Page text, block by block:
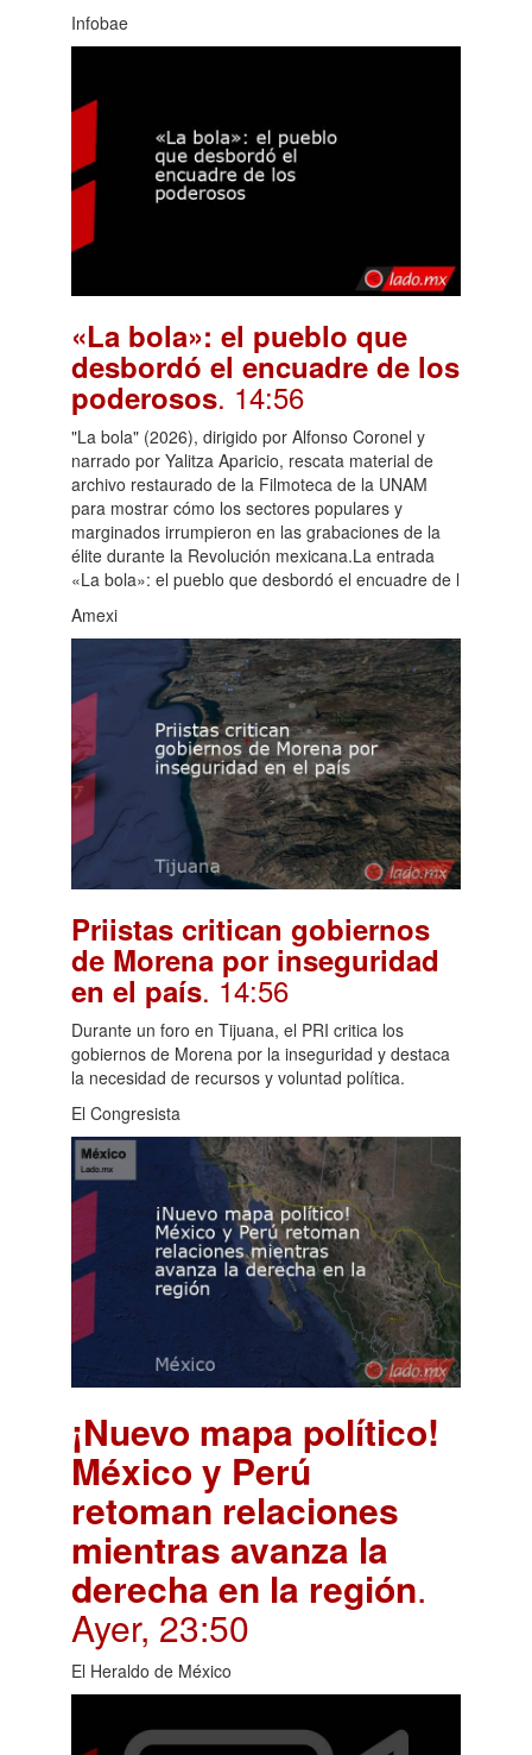
Infobae
«La bola»: el pueblo que
desbordó el encuadre de los
poderosos. 14:56
"La bola" (2026), dirigido por Alfonso Coronel y
narrado por Yalitza Aparicio, rescata material de
archivo restaurado de la Filmoteca de la UNAM
para mostrar cómo los sectores populares y
marginados irrumpieron en las grabaciones de la
élite durante la Revolución mexicana.La entrada
«La bola»: el pueblo que desbordó el encuadre de l
Amexi
Priistas critican gobiernos
de Morena por inseguridad
en el país. 14:56
Durante un foro en Tijuana, el PRI critica los
gobiernos de Morena por la inseguridad y destaca
la necesidad de recursos y voluntad política.
El Congresista
¡Nuevo mapa político!
México y Perú
retoman relaciones
mientras avanza la
derecha en la región.
Ayer, 23:50
El Heraldo de México